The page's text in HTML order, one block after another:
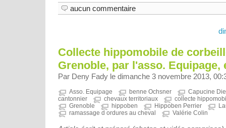
aucun commentaire
Collecte hippomobile de
Grenoble, par l'asso. Equipage,
Par Deny Fady le dimanche 3 novembre 2013,
Asso. Equipage benne Ochsner
Capucine
cantonnier
chevaux territoriaux
collecte
Grenoble
hippoben Hippoben Perrier
ramassage d ordures au cheval
Valérie Colin